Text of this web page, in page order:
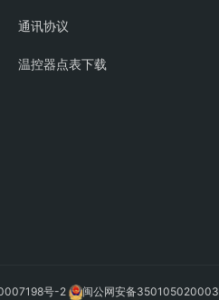
通讯协议
温控器点表下载
号-2 闽公网安备